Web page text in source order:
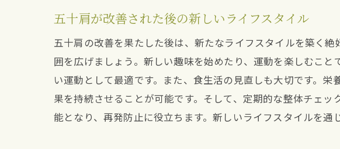
肩の健康を取
整体が肩
肩の健康
整体で肩
肩の健康
五十肩が改善された後の新しいライフスタイル
五十肩の改善を果たした後は、新たなライフスタイルを築く
囲を広げましょう。新しい趣味を始めたり、運動を楽しむこ
い運動として最適です。また、食生活の見直しも大切です。
果を持続させることが可能です。そして、定期的な整体チェ
能となり、再発防止に役立ちます。新しいライフスタイルを通